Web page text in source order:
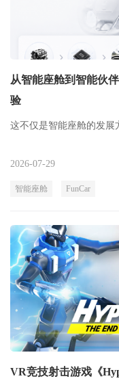
从智能座舱到智能伙
验
这不仅是智能座舱的发展
2026-07-29
智能座舱 FunCar
VR竞技射击游戏《